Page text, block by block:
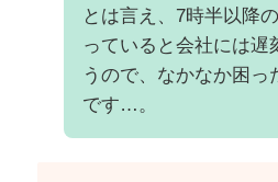
とは言え、7時半以降
っていると会社には遅
うので、なかなか困っ
です…。